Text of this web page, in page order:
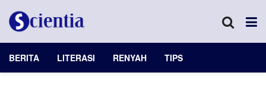
BERITA LITERASI RENYAH TIPS